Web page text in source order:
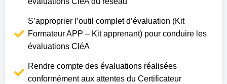
S’approprier l’outil complet d’évaluation (Kit
Formateur APP – Kit apprenant) pour conduire les
évaluations CléA
Rendre compte des évaluations réalisées
conformément aux attentes du Certificateur